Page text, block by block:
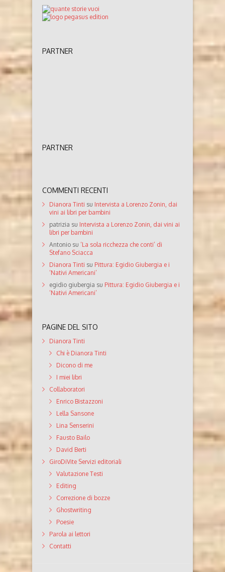
PARTNER
PARTNER
COMMENTI RECENTI
Dianora Tinti su Intervista a Lorenzo Zonin, dai
vini ai libri per bambini
patrizia su Intervista a Lorenzo Zonin, dai vini ai
libri per bambini
Antonio su ‘La sola ricchezza che conti’ di
Stefano Sciacca
Dianora Tinti su Pittura: Egidio Giubergia e i
‘Nativi Americani’
egidio giubergia su Pittura: Egidio Giubergia e i
‘Nativi Americani’
PAGINE DEL SITO
Dianora Tinti
Chi è Dianora Tinti
Dicono di me
I miei libri
Collaboratori
Enrico Bistazzoni
Lella Sansone
Lina Senserini
Fausto Bailo
David Berti
GiroDiVite Servizi editoriali
Valutazione Testi
Editing
Correzione di bozze
Ghostwriting
Poesie
Parola ai lettori
Contatti